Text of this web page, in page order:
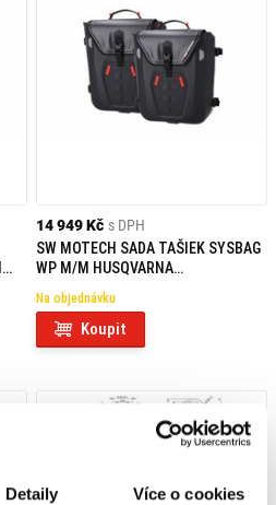
Detaily Více o cookies
14 949 Kč s DPH
SW MOTECH SADA TAŠIEK SYSBAG
WP M/M HUSQVARNA
Na objednávku
Koupit